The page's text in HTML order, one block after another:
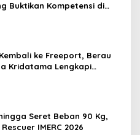
Buktikan Kompetensi di
ke Freeport, Berau
Kridatama Lengkapi
Seret Beban 90 Kg,
IMERC 2026